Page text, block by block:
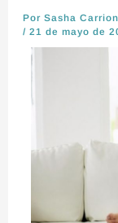
PorSasha
/21 de mayo de